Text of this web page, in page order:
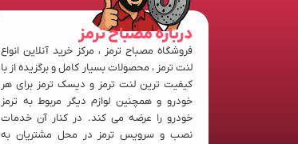
درباره مصباح ترمز
فروشگاه مصباح ترمز ، مرکز خرید آنلاین انواع
لنت ترمز ، محصولات بسیار کامل و برگزیده از با
کیفیت ترین لنت ترمز و دیسک ترمز برای هر
خودرو و همچنین لوازم دیگر مربوط به ترمز
خودرو را عرضه می کند. در کنار آن خدمات
نصب و سرویس ترمز در محل مشتریان به